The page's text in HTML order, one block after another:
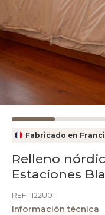
Fabricado en
Relleno
Estaciones
REF. 1I22U01
Información técnica